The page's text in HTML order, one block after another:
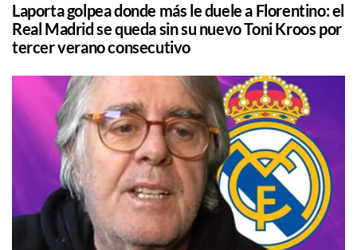
Laporta golpea donde más le duele a Florentino: el
Real Madrid se queda sin su nuevo Toni Kroos por
tercer verano consecutivo